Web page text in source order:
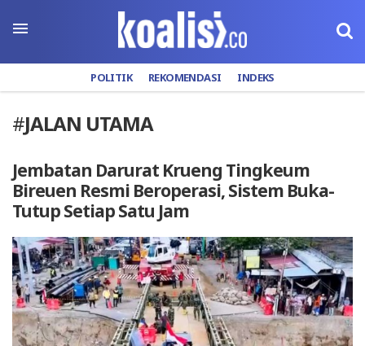
POLITIK REKOMENDASI INDEKS
#JALAN UTAMA
Jembatan Darurat Krueng Tingkeum
Bireuen Resmi Beroperasi, Sistem Buka-
Tutup Setiap Satu Jam